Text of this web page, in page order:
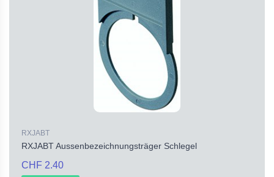
RXJABT
RXJABT Aussenbezeichnungsträger Schlegel
CHF 2.40